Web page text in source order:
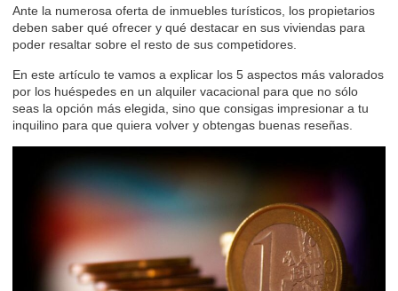
Ante la numerosa oferta de inmuebles turísticos, los propietarios
deben saber qué ofrecer y qué destacar en sus viviendas para
poder resaltar sobre el resto de sus competidores.
En este artículo te vamos a explicar los 5 aspectos más valorados
por los huéspedes en un alquiler vacacional para que no sólo
seas la opción más elegida, sino que consigas impresionar a tu
inquilino para que quiera volver y obtengas buenas reseñas